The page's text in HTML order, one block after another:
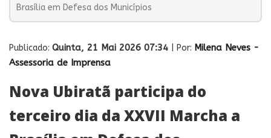
Brasília em Defesa dos Municípios
Publicado: Quinta, 21 Mai 2026 07:34 | Por: Milena Neves -
Assessoria de Imprensa
Nova Ubiratã participa do
terceiro dia da XXVII Marcha a